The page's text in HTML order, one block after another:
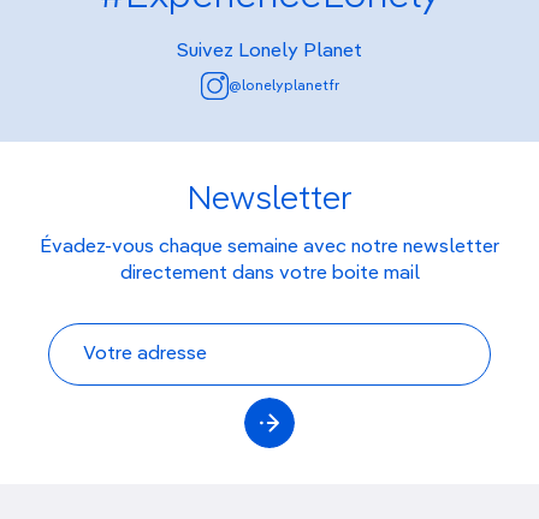
Suivez Lonely Planet
@lonelyplanetfr
Newsletter
Évadez-vous chaque semaine avec notre newsletter
directement dans votre boite mail